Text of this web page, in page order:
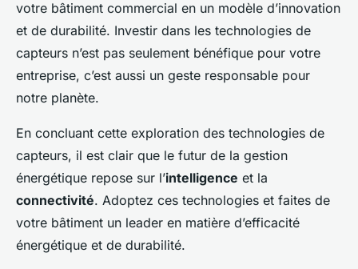
votre bâtiment commercial en un modèle d’innovation
et de durabilité. Investir dans les technologies de
capteurs n’est pas seulement bénéfique pour votre
entreprise, c’est aussi un geste responsable pour
notre planète.
En concluant cette exploration des technologies de
capteurs, il est clair que le futur de la gestion
énergétique repose sur l’intelligence et la
connectivité. Adoptez ces technologies et faites de
votre bâtiment un leader en matière d’efficacité
énergétique et de durabilité.